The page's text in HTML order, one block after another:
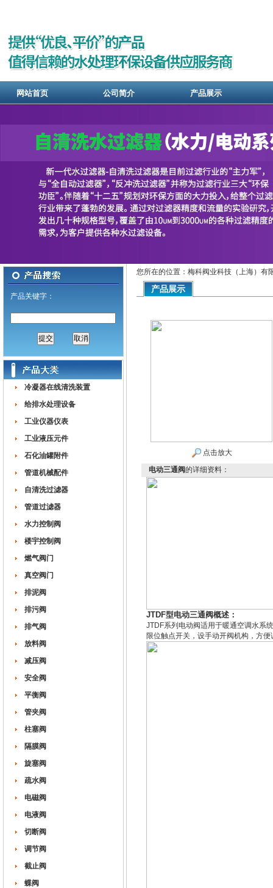
网站首页 公司简介 产品展示
产品关键字：
冷凝器在线清洗装置
给排水处理设备
工业仪器仪表
工业液压元件
石化油罐附件
管道机械配件
自清洗过滤器
管道过滤器
水力控制阀
楼宇控制阀
燃气阀门
真空阀门
排泥阀
排污阀
排气阀
放料阀
减压阀
安全阀
平衡阀
管夹阀
柱塞阀
隔膜阀
旋塞阀
疏水阀
电磁阀
电液阀
切断阀
调节阀
截止阀
蝶阀
您所在的位置：梅科阀业科技（上海）有
产品展示
点击放大
电动三通阀的详细资料：
JTDF型电动三通阀概述：
JTDF系列电动阀适用于暖通空调水系
限位触点开关，设手动开阀机构，方